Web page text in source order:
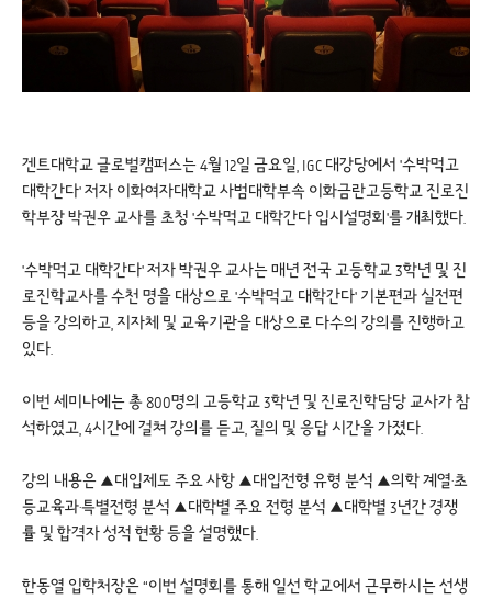
겐트대학교 글로벌캠퍼스는 4월 12일 금요일, IGC 대강당에서 '수박먹고
대학간다' 저자 이화여자대학교 사범대학부속 이화금란고등학교 진로진
학부장 박권우 교사를 초청 '수박먹고 대학간다 입시설명회'를 개최했다.
'수박먹고 대학간다' 저자 박권우 교사는 매년 전국 고등학교 3학년 및 진
로진학교사를 수천 명을 대상으로 '수박먹고 대학간다' 기본편과 실전편
등을 강의하고, 지자체 및 교육기관을 대상으로 다수의 강의를 진행하고
있다.
이번 세미나에는 총 800명의 고등학교 3학년 및 진로진학담당 교사가 참
석하였고, 4시간에 걸쳐 강의를 듣고, 질의 및 응답 시간을 가졌다.
강의 내용은 ▲대입제도 주요 사항 ▲대입전형 유형 분석 ▲의학 계열·초
등교육과·특별전형 분석 ▲대학별 주요 전형 분석 ▲대학별 3년간 경쟁
률 및 합격자 성적 현황 등을 설명했다.
한동열 입학처장은 “이번 설명회를 통해 일선 학교에서 근무하시는 선생